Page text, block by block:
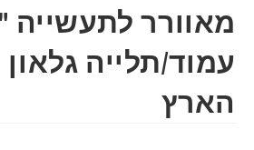
מאוורר לתעשייה "24
תלייה גלאון